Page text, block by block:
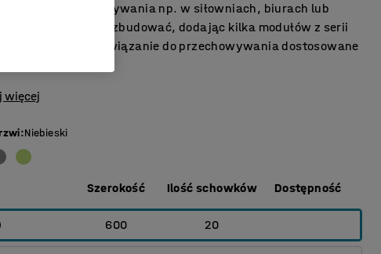
do przechowywania np. w siłowniach, biurach lub
Można łatwo rozbudować, dodając kilka modułów z serii
aby stworzyć rozwiązanie do przechowywania dostosowane
więcej
:Niebieski
Szerokość Ilość schowków Dostępność
600 20